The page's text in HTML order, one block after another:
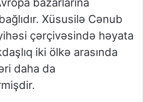
bazarlarına
Xüsusilə Cənub
çərçivəsində həyata
iki ölkə arasında
daha da